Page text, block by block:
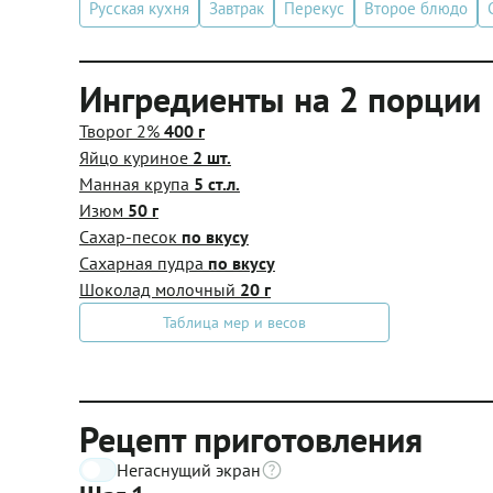
Русская кухня Завтрак Перекус Второе блюдо
Ингредиенты на 2 порции
Творог 2% 400 г
Яйцо куриное 2 шт.
Манная крупа 5 ст.л.
Изюм 50 г
Сахар-песок по вкусу
Сахарная пудра по вкусу
Шоколад молочный 20 г
Таблица мер и весов
Рецепт приготовления
Негаснущий экран